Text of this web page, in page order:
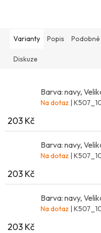
Varianty Popis Podobné
Diskuze
Barva: navy,
Na dotaz |
203 Kč
Barva: navy,
Na dotaz |
203 Kč
Barva: navy,
Na dotaz |
203 Kč